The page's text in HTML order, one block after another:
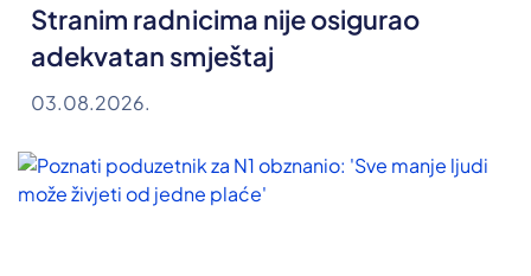
Stranim radnicima nije osigurao
adekvatan smještaj
03.08.2026.